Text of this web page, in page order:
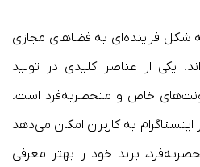
شکل فزاینده‌ای به فضاهای مجازی
یکی از عناصر کلیدی در تولید
خاص و منحصربه‌فرد است.
به کاربران امکان می‌دهد
برند خود را بهتر معرفی